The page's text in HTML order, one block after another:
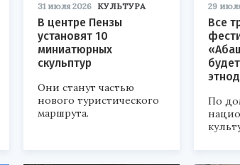
31 июля 2026 КУЛЬТУРА
В центре Пензы
установят 10
миниатюрных
скульптур
Они станут частью
нового туристического
маршрута.
29
Все
По